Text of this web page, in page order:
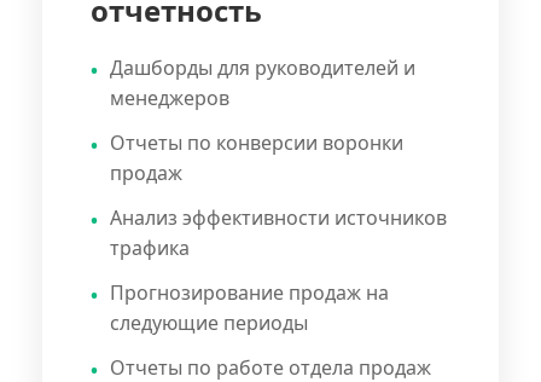
отчетность
Дашборды для руководителей и
менеджеров
Отчеты по конверсии воронки
продаж
Анализ эффективности источников
трафика
Прогнозирование продаж на
следующие периоды
Отчеты по работе отдела продаж